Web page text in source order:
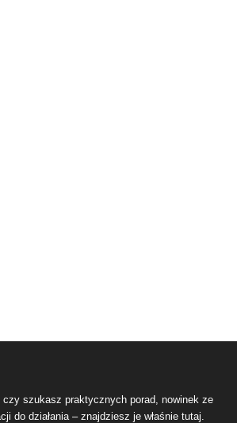
czy szukasz praktycznych porad, nowinek ze
do działania – znajdziesz je właśnie tutaj.